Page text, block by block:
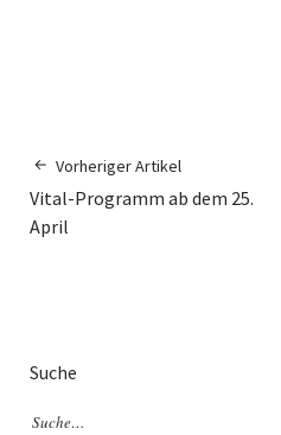
Vorheriger Artikel
Vital-Programm ab dem 25.
April
Suche